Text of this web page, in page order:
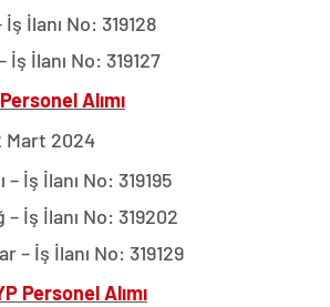
İlanı No: 319128
İş İlanı No: 319127
Alımı
Mart 2024
– İş İlanı No: 319195
– İş İlanı No: 319202
– İş İlanı No: 319129
Personel Alımı